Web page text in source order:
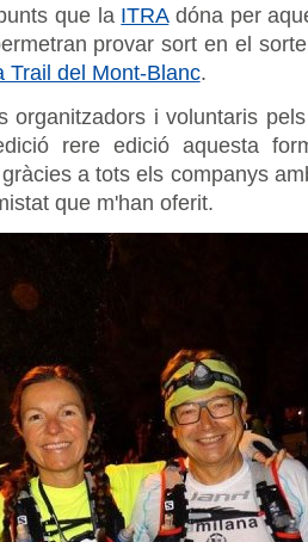
que la ITRAdóna per
provar sort en el
Trail del Mont-Blanc.
organitzadors i voluntaris
rere edició aquesta
a tots els companys
que m'han oferit.